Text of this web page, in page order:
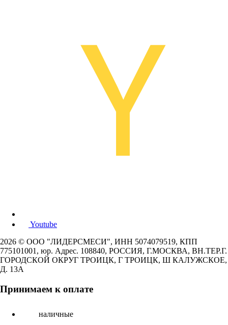
Youtube
2026 © ООО "ЛИДЕРСМЕСИ", ИНН 5074079519, КПП
775101001, юр. Адрес. 108840, РОССИЯ, Г.МОСКВА, ВН.ТЕР.Г.
ГОРОДСКОЙ ОКРУГ ТРОИЦК, Г ТРОИЦК, Ш КАЛУЖСКОЕ,
Д. 13А
Принимаем к оплате
наличные